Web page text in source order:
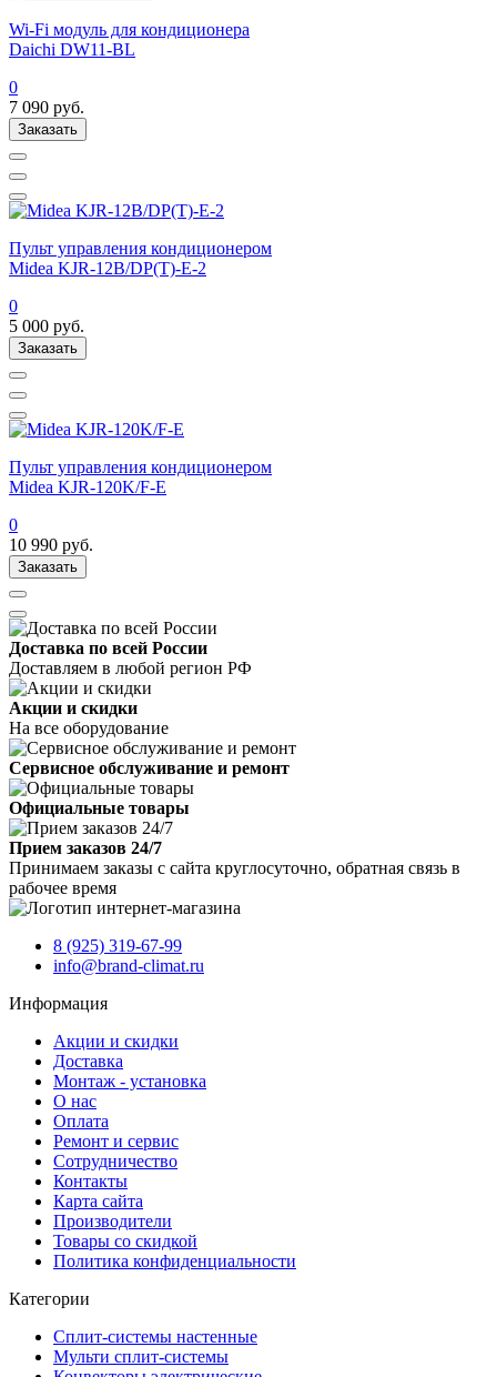
Wi-Fi модуль для кондиционера
Daichi DW11-BL
0
7 090 руб.
Заказать
Пульт управления кондиционером
Midea KJR-12B/DP(T)-E-2
0
5 000 руб.
Заказать
Пульт управления кондиционером
Midea KJR-120K/F-E
0
10 990 руб.
Заказать
Доставка по всей России
Доставляем в любой регион РФ
Акции и скидки
На все оборудование
Сервисное обслуживание и ремонт
Официальные товары
Прием заказов 24/7
Принимаем заказы с сайта круглосуточно, обратная связь в
рабочее время
8 (925) 319-67-99
info@brand-climat.ru
Информация
Акции и скидки
Доставка
Монтаж - установка
О нас
Оплата
Ремонт и сервис
Сотрудничество
Контакты
Карта сайта
Производители
Товары со скидкой
Политика конфиденциальности
Категории
Сплит-системы настенные
Мульти сплит-системы